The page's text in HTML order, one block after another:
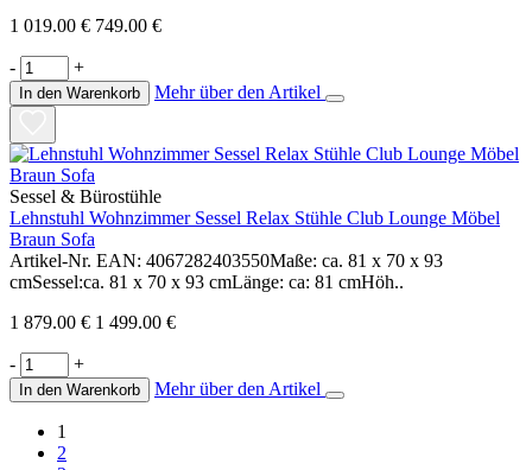
1 019.00 € 749.00 €
- +
In den Warenkorb Mehr über den Artikel
Sessel & Bürostühle
Lehnstuhl Wohnzimmer Sessel Relax Stühle Club Lounge Möbel
Braun Sofa
Artikel-Nr. EAN: 4067282403550Maße: ca. 81 x 70 x 93
cmSessel:ca. 81 x 70 x 93 cmLänge: ca: 81 cmHöh..
1 879.00 € 1 499.00 €
- +
In den Warenkorb Mehr über den Artikel
1
2